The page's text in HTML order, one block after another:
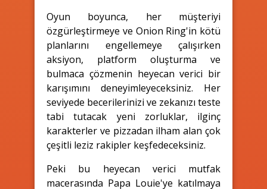
Oyun boyunca, her müşteriyi
özgürleştirmeye ve Onion Ring'in kötü
planlarını engellemeye çalışırken
aksiyon, platform oluşturma ve
bulmaca çözmenin heyecan verici bir
karışımını deneyimleyeceksiniz. Her
seviyede becerilerinizi ve zekanızı teste
tabi tutacak yeni zorluklar, ilginç
karakterler ve pizzadan ilham alan çok
çeşitli leziz rakipler keşfedeceksiniz.
Peki bu heyecan verici mutfak
macerasında Papa Louie'ye katılmaya